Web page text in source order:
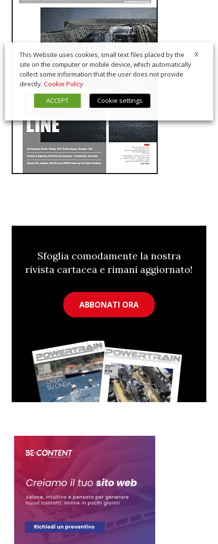
Sfoglia comodamente la nostra
rivista cartacea e rimani aggiornato!
ABBONATI ORA
X
This Website uses cookies, small text files placed by the
site on the computer or mobile device, which automatically
collect some information that the user does not provide
directly. Cookie Policy
ACCEPT
Cookie settings